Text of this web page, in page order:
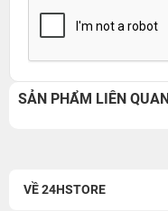
SẢN PHẨM LIÊN QUAN
VỀ 24HSTORE